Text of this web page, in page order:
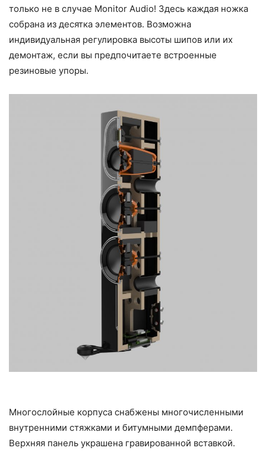
только не в случае Monitor Audio! Здесь каждая ножка
собрана из десятка элементов. Возможна
индивидуальная регулировка высоты шипов или их
демонтаж, если вы предпочитаете встроенные
резиновые упоры.
Многослойные корпуса снабжены многочисленными
внутренними стяжками и битумными демпферами.
Верхняя панель украшена гравированной вставкой.